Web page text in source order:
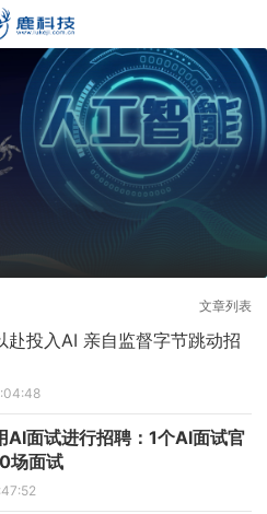
文章列表
赴投入AI 亲自监督字节跳动招
AI面试进行招聘：1个AI面试官
场面试